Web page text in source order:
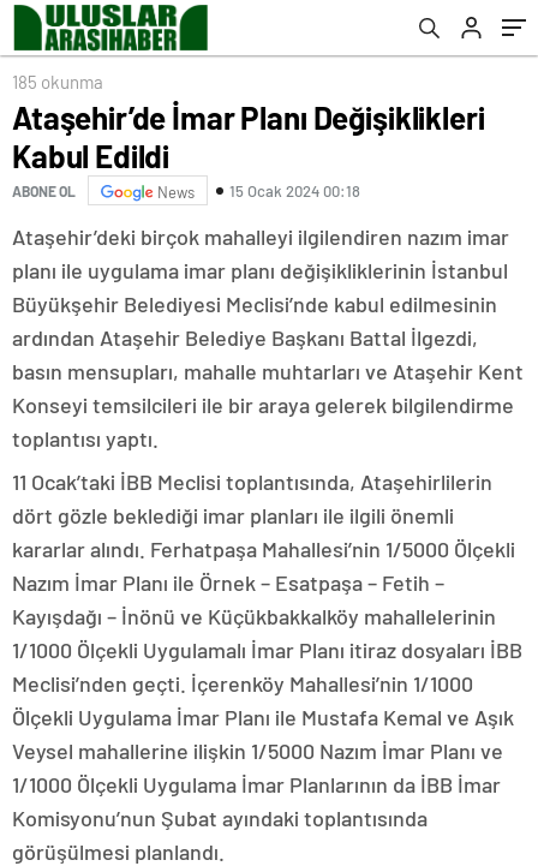
185 okunma
Ataşehir’de İmar Planı Değişiklikleri
Kabul Edildi
ABONE OL News 15 Ocak 2024 00:18
Ataşehir’deki birçok mahalleyi ilgilendiren nazım imar
planı ile uygulama imar planı değişikliklerinin İstanbul
Büyükşehir Belediyesi Meclisi’nde kabul edilmesinin
ardından Ataşehir Belediye Başkanı Battal İlgezdi,
basın mensupları, mahalle muhtarları ve Ataşehir Kent
Konseyi temsilcileri ile bir araya gelerek bilgilendirme
toplantısı yaptı.
11 Ocak’taki İBB Meclisi toplantısında, Ataşehirlilerin
dört gözle beklediği imar planları ile ilgili önemli
kararlar alındı. Ferhatpaşa Mahallesi’nin 1/5000 Ölçekli
Nazım İmar Planı ile Örnek – Esatpaşa – Fetih –
Kayışdağı – İnönü ve Küçükbakkalköy mahallelerinin
1/1000 Ölçekli Uygulamalı İmar Planı itiraz dosyaları İBB
Meclisi’nden geçti. İçerenköy Mahallesi’nin 1/1000
Ölçekli Uygulama İmar Planı ile Mustafa Kemal ve Aşık
Veysel mahallerine ilişkin 1/5000 Nazım İmar Planı ve
1/1000 Ölçekli Uygulama İmar Planlarının da İBB İmar
Komisyonu’nun Şubat ayındaki toplantısında
görüşülmesi planlandı.